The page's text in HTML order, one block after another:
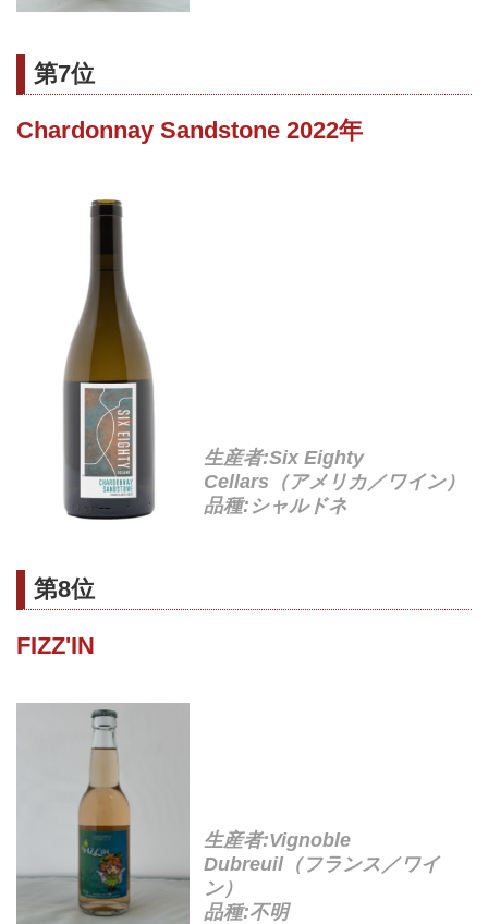
第7位
Chardonnay Sandstone 2022年
生産者:Six Eighty
Cellars（アメリカ／ワイン）
品種:シャルドネ
第8位
FIZZ'IN
生産者:Vignoble
Dubreuil（フランス／ワイ
ン）
品種:不明